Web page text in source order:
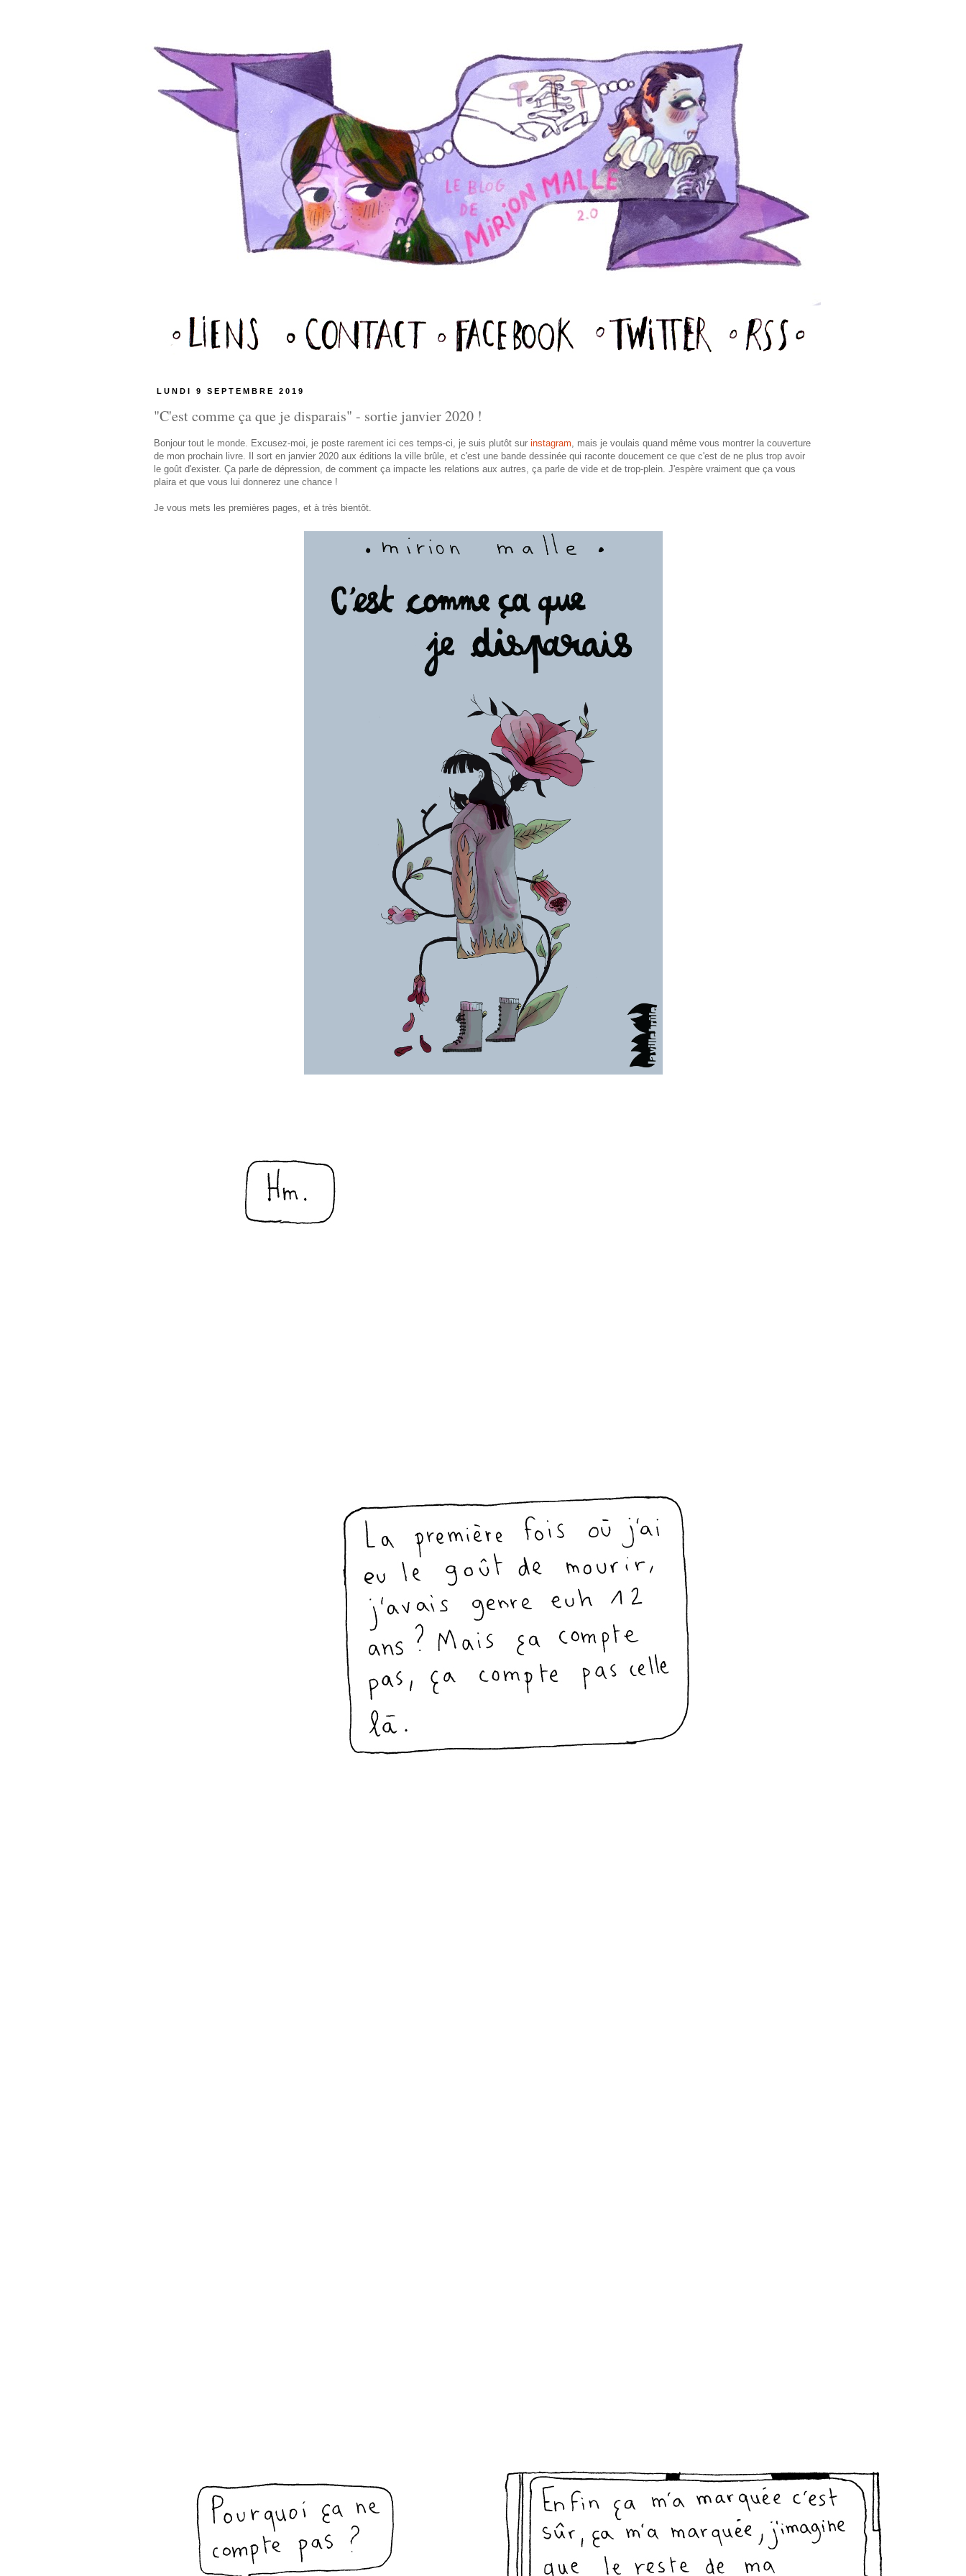
LUNDI 9 SEPTEMBRE 2019
"C'est comme ça que je disparais" - sortie janvier 2020 !
Bonjour tout le monde. Excusez-moi, je poste rarement ici ces temps-ci, je suis plutôt sur instagram, mais je voulais quand même vous montrer la couverture
de mon prochain livre. Il sort en janvier 2020 aux éditions la ville brûle, et c'est une bande dessinée qui raconte doucement ce que c'est de ne plus trop avoir
le goût d'exister. Ça parle de dépression, de comment ça impacte les relations aux autres, ça parle de vide et de trop-plein. J'espère vraiment que ça vous
plaira et que vous lui donnerez une chance !
Je vous mets les premières pages, et à très bientôt.